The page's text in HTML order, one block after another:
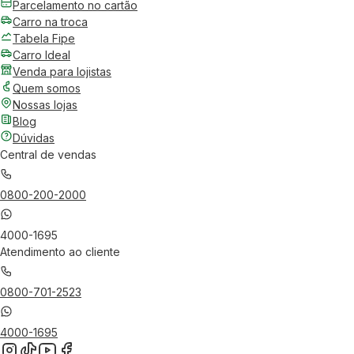
Parcelamento no cartão
Carro na troca
Tabela Fipe
Carro Ideal
Venda para lojistas
Quem somos
Nossas lojas
Blog
Dúvidas
Central de vendas
0800-200-2000
4000-1695
Atendimento ao cliente
0800-701-2523
4000-1695